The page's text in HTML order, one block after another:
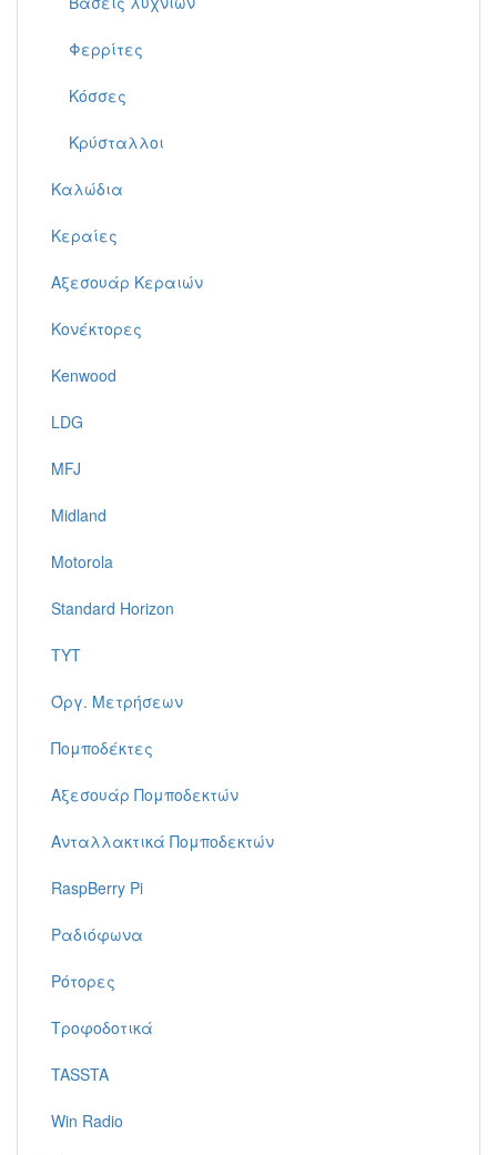
Φερρίτες
Κόσσες
Κρύσταλλοι
Καλώδια
Κεραίες
Αξεσουάρ Κεραιών
Κονέκτορες
Kenwood
LDG
MFJ
Midland
Motorola
Standard Horizon
TYT
Όργ. Μετρήσεων
Πομποδέκτες
Αξεσουάρ Πομποδεκτών
Ανταλλακτικά Πομποδεκτών
RaspBerry Pi
Ραδιόφωνα
Ρότορες
Τροφοδοτικά
TASSTA
Win Radio